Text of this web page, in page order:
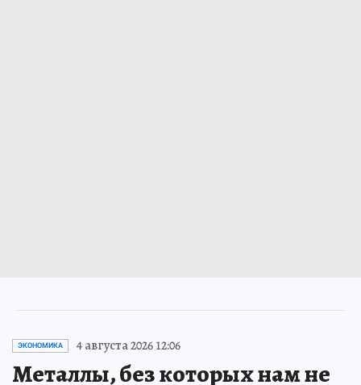
ЭКОНОМИКА 4 августа 2026 12:06
Металлы, без которых нам не